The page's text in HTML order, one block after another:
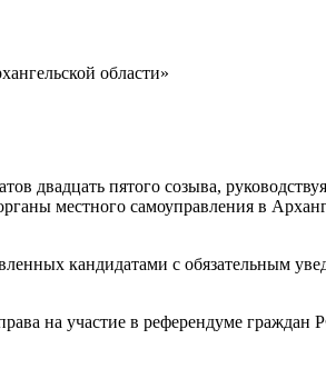
области»
пятого созыва,
местного самоуправления в
кандидатами с обязательным
на участие в референдуме граждан